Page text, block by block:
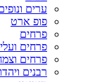
ערים
פופ ארט
פרחים
פרחים
פרחים
רבנים